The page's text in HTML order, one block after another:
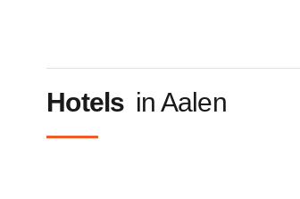
Hotels in Aalen